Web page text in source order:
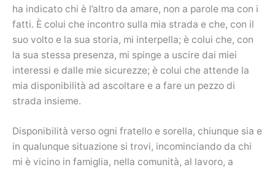
ha indicato chi è l’altro da amare, non a parole ma con i
fatti. È colui che incontro sulla mia strada e che, con il
suo volto e la sua storia, mi interpella; è colui che, con
la sua stessa presenza, mi spinge a uscire dai miei
interessi e dalle mie sicurezze; è colui che attende la
mia disponibilità ad ascoltare e a fare un pezzo di
strada insieme.
Disponibilità verso ogni fratello e sorella, chiunque sia e
in qualunque situazione si trovi, incominciando da chi
mi è vicino in famiglia, nella comunità, al lavoro, a